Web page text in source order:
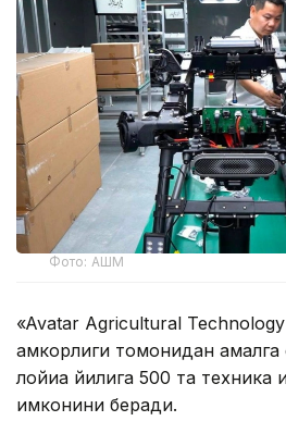
Фото: АШМ
«Avatar Agricultural
ҳамкорлиги томонидан
лойиҳа йилига 500 та
имконини беради.